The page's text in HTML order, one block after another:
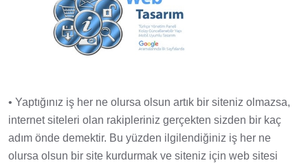
• Yaptığınız iş her ne olursa olsun artık bir siteniz olmazsa,
internet siteleri olan rakipleriniz gerçekten sizden bir kaç
adım önde demektir. Bu yüzden ilgilendiğiniz iş her ne
olursa olsun bir site kurdurmak ve siteniz için web sitesi